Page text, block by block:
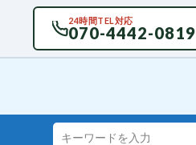
24時間TEL対応
070-4442-0819